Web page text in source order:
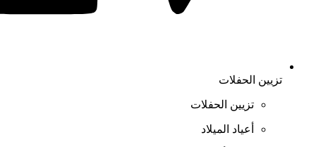
تزيين الحفلات
تزيين الحفلات
أعياد الميلاد